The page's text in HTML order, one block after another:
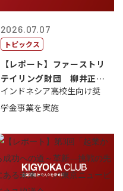
2026.07.07
トピックス
【レポート】ファーストリ
テイリング財団 柳井正
理事長
インドネシア高校生向け奨
学金事業を実施